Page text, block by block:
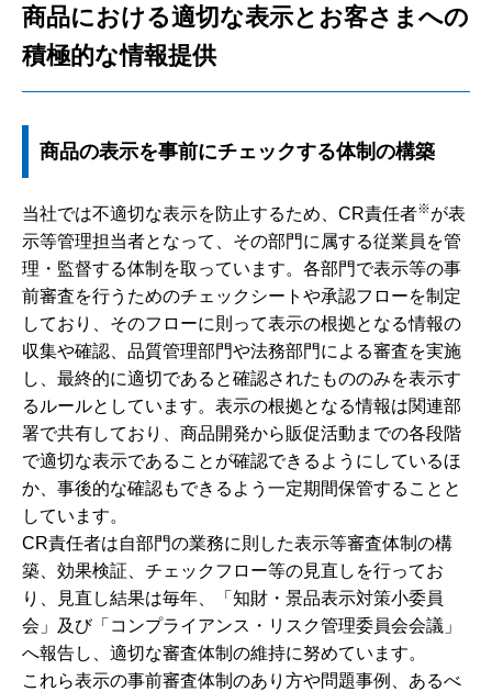
商品における適切な表示とお客さまへの
積極的な情報提供
商品の表示を事前にチェックする体制の構築
当社では不適切な表示を防止するため、CR責任者※が表
示等管理担当者となって、その部門に属する従業員を管
理・監督する体制を取っています。各部門で表示等の事
前審査を行うためのチェックシートや承認フローを制定
しており、そのフローに則って表示の根拠となる情報の
収集や確認、品質管理部門や法務部門による審査を実施
し、最終的に適切であると確認されたもののみを表示す
るルールとしています。表示の根拠となる情報は関連部
署で共有しており、商品開発から販促活動までの各段階
で適切な表示であることが確認できるようにしているほ
か、事後的な確認もできるよう一定期間保管することと
しています。
CR責任者は自部門の業務に則した表示等審査体制の構
築、効果検証、チェックフロー等の見直しを行ってお
り、見直し結果は毎年、「知財・景品表示対策小委員
会」及び「コンプライアンス・リスク管理委員会会議」
へ報告し、適切な審査体制の維持に努めています。
これら表示の事前審査体制のあり方や問題事例、あるべ